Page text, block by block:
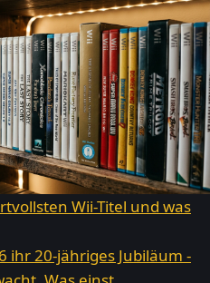
Wii-Titel und was
ihr 20-jähriges Jubiläum -